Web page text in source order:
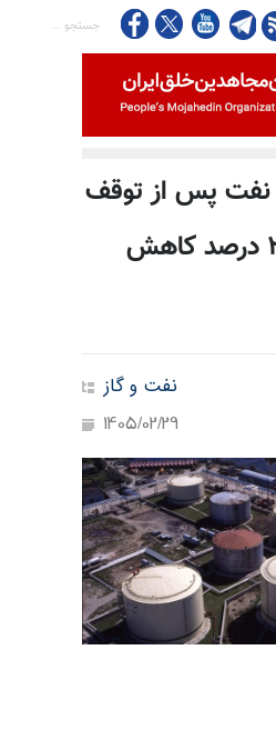
نفت پس از توقف
حمله آمریکا ۲ درصد کاهش
نفت و گاز
1405/02/29